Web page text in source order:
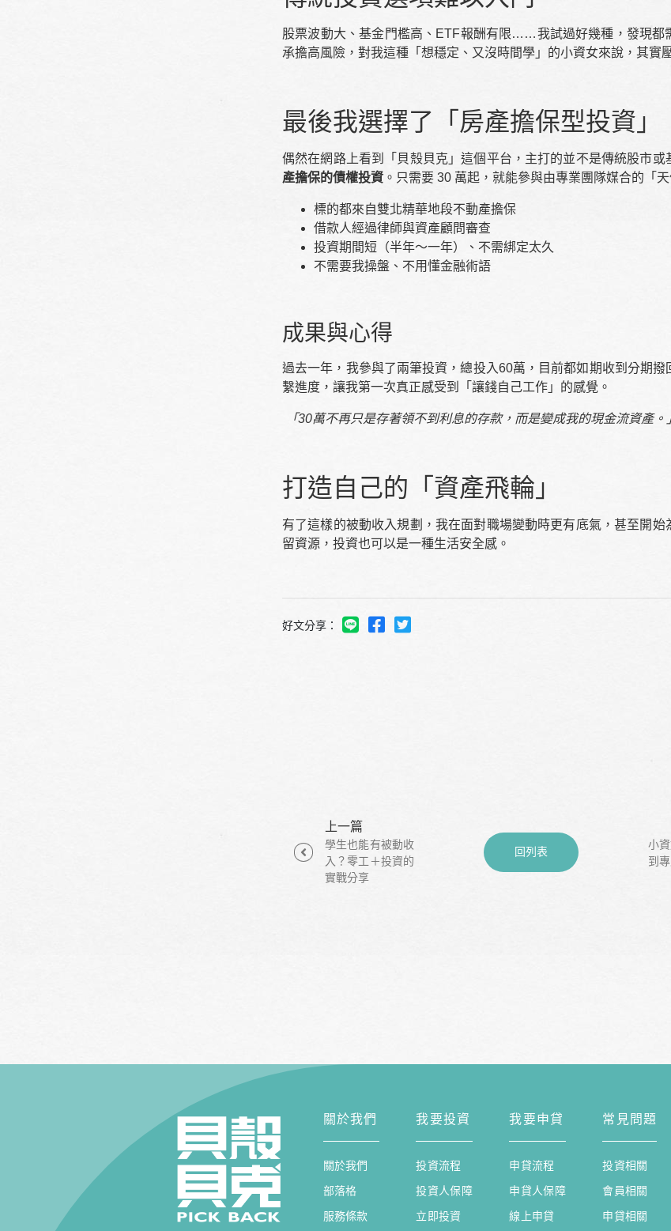
股票波動大、基金門檻高、ETF報酬有限……我試過好幾種，發現都
承擔高風險，對我這種「想穩定、又沒時間學」的小資女來說，其實
最後我選擇了「房產擔保型投資」
偶然在網路上看到「貝殼貝克」這個平台，主打的並不是傳統股市或
產擔保的債權投資。只需要 30 萬起，就能參與由專業團隊媒合的「天
標的都來自雙北精華地段不動產擔保
借款人經過律師與資產顧問審查
投資期間短（半年～一年）、不需綁定太久
不需要我操盤、不用懂金融術語
成果與心得
過去一年，我參與了兩筆投資，總投入60萬，目前都如期收到分期撥
繫進度，讓我第一次真正感受到「讓錢自己工作」的感覺。
「30萬不再只是存著領不到利息的存款，而是變成我的現金流資產。
打造自己的「資產飛輪」
有了這樣的被動收入規劃，我在面對職場變動時更有底氣，甚至開始
留資源，投資也可以是一種生活安全感。
好文分享：
上一篇
學生也能有被動收
入？零工＋投資的
實戰分享
回列表
小
到
關於我們
關於我們
部落格
服務條款
我要投資
投資流程
投資人保障
立即投資
我要申貸
申貸流程
申貸人保障
線上申貸
常見問題
投資相關
會員相關
申貸相關